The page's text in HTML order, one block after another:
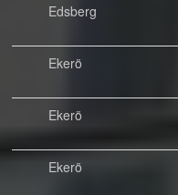
Edsberg
Ekerö
Ekerö
Ekerö